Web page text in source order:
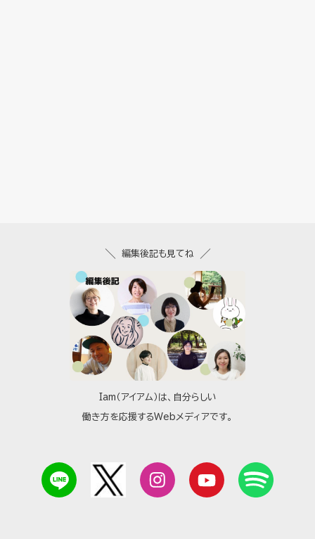
Iam（アイアム）は、自分らしい
働き方を応援するWebメディアです。
編集後記も見てね